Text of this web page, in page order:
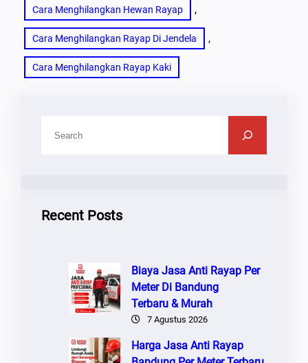
Cara Menghilangkan Hewan Rayap ,
Cara Menghilangkan Rayap Di Jendela ,
Cara Menghilangkan Rayap Kaki
Recent Posts
Biaya Jasa Anti Rayap Per
Meter Di Bandung
Terbaru & Murah
7 Agustus 2026
Harga Jasa Anti Rayap